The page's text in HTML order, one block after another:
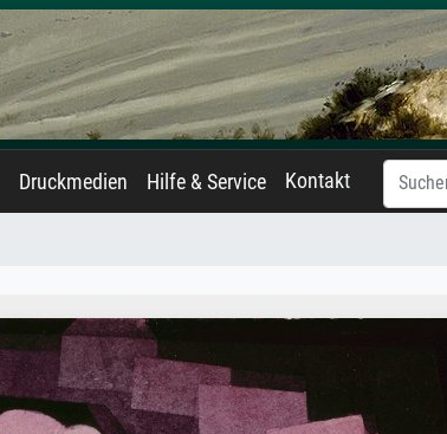
Druckmedien Hilfe & Service Kontakt